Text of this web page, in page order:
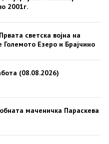
2001г.
светска војна на
Големото Езеро и Брајчино
(08.08.2026)
маченичка Параскева